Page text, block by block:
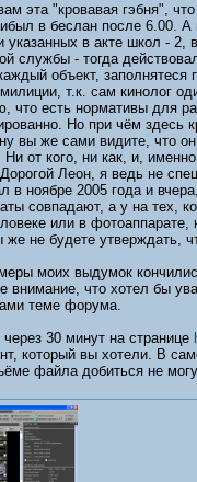
эта "кровавая гэбня",
в беслан после 6.00.
в акте школ - 2,
службы - тогда
объект,
т.к. сам кинолог
что есть нормативы для
Но при чём здесь
вы же сами видите, что
от кого, ни как, и,
Леон, я ведь не
в ноябре 2005 года и
совпадают, а у на тех,
или в фотоаппарате,
не будете утверждать,
моих выдумок
внимание, что хотел бы
теме форума.
30 минут на странице
который вы хотели. В
файла добиться не